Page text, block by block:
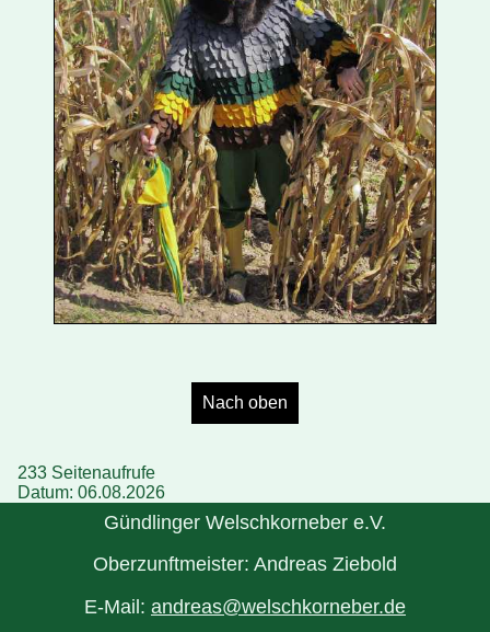
Nach oben
233 Seitenaufrufe
Datum: 06.08.2026
Gündlinger Welschkorneber e.V.
Oberzunftmeister: Andreas Ziebold
E-Mail: andreas@welschkorneber.de